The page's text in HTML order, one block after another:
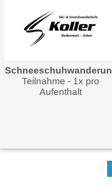
Schneeschuhwanderung
Teilnahme - 1x pro
Aufenthalt